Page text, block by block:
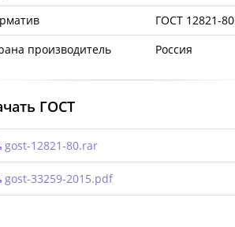
ГОСТ 12821-80
производитель
Россия
ГОСТ
gost-12821-80.rar
gost-33259-2015.pdf